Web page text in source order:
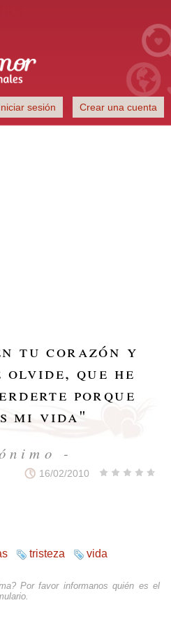
originales
sesión Crear una cuenta
tu corazón y
olvide, que he
porque
mi vida"
-
16/02/2010
tristeza vida
Por favor informanos quién es el
.